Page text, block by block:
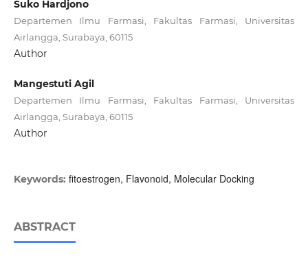
Suko Hardjono
Departemen Ilmu Farmasi, Fakultas Farmasi, Universitas
Airlangga, Surabaya, 60115
Author
Mangestuti Agil
Departemen Ilmu Farmasi, Fakultas Farmasi, Universitas
Airlangga, Surabaya, 60115
Author
Keywords: fitoestrogen, Flavonoid, Molecular Docking
ABSTRACT